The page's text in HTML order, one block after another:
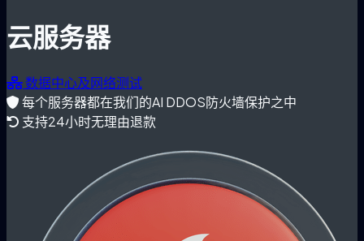
云服务器
数据中心及网络测试
每个服务器都在我们的AI DDOS防火墙保护之中
支持24小时无理由退款